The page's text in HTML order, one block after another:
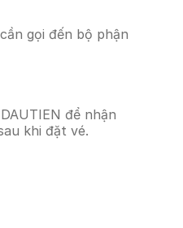
gọi đến bộ phận
để nhận
khi đặt vé.